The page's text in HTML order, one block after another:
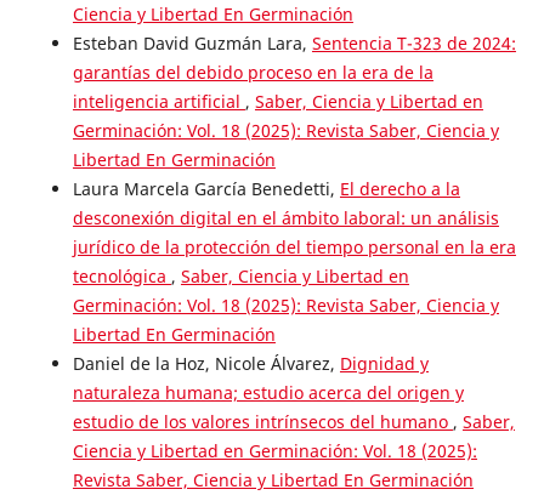
Ciencia y Libertad En Germinación
Esteban David Guzmán Lara, Sentencia T-323 de 2024:
garantías del debido proceso en la era de la
inteligencia artificial , Saber, Ciencia y Libertad en
Germinación: Vol. 18 (2025): Revista Saber, Ciencia y
Libertad En Germinación
Laura Marcela García Benedetti, El derecho a la
desconexión digital en el ámbito laboral: un análisis
jurídico de la protección del tiempo personal en la era
tecnológica , Saber, Ciencia y Libertad en
Germinación: Vol. 18 (2025): Revista Saber, Ciencia y
Libertad En Germinación
Daniel de la Hoz, Nicole Álvarez, Dignidad y
naturaleza humana; estudio acerca del origen y
estudio de los valores intrínsecos del humano , Saber,
Ciencia y Libertad en Germinación: Vol. 18 (2025):
Revista Saber, Ciencia y Libertad En Germinación